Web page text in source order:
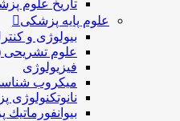
تاریخ علوم
علوم پایه پزشکی
بیولوژی و
علوم تشریحی
فیزیولوژی
ميكروب
نانوتکنولوژی